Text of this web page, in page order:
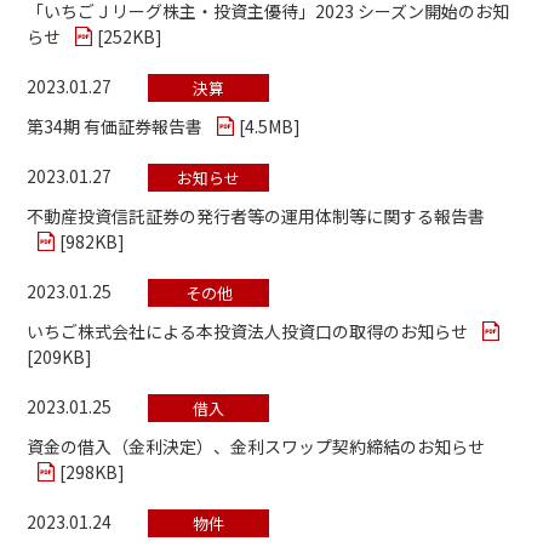
「いちごＪリーグ株主・投資主優待」2023 シーズン開始のお知
らせ
[252KB]
2023.01.27 決算
第34期 有価証券報告書 [4.5MB]
2023.01.27 お知らせ
不動産投資信託証券の発行者等の運用体制等に関する報告書
[982KB]
2023.01.25 その他
いちご株式会社による本投資法人投資口の取得のお知らせ
[209KB]
2023.01.25 借入
資金の借入（金利決定）、金利スワップ契約締結のお知らせ
[298KB]
2023.01.24 物件